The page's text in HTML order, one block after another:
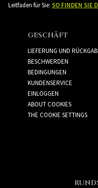
Leitfaden für Sie: SO FINDEN SIE
GESCHÄFT
LIEFERUNG UND
BESCHWERDEN
BEDINGUNGEN
KUNDENSERVICE
EINLOGGEN
ABOUT COOKIES
THE COOKIE SETTINGS